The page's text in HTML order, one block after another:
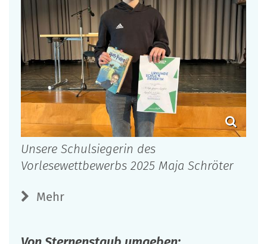
Unsere Schulsiegerin des
Vorlesewettbewerbs 2025 Maja Schröter
Mehr